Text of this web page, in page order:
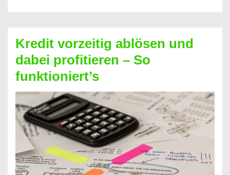
Kredit
berechnen
–
Mit
diesen
Regeln!
Kredit vorzeitig ablösen und
dabei profitieren – So
funktioniert’s